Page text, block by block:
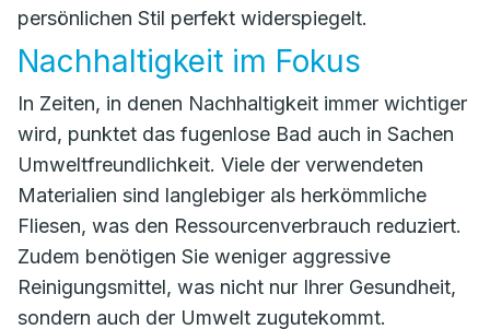
persönlichen Stil perfekt widerspiegelt.
Nachhaltigkeit im Fokus
In Zeiten, in denen Nachhaltigkeit immer wichtiger
wird, punktet das fugenlose Bad auch in Sachen
Umweltfreundlichkeit. Viele der verwendeten
Materialien sind langlebiger als herkömmliche
Fliesen, was den Ressourcenverbrauch reduziert.
Zudem benötigen Sie weniger aggressive
Reinigungsmittel, was nicht nur Ihrer Gesundheit,
sondern auch der Umwelt zugutekommt.